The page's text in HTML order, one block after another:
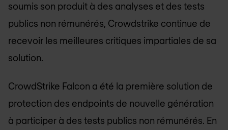
soumis son produit à des analyses et des tests
publics non rémunérés, Crowdstrike continue de
recevoir les meilleures critiques impartiales de sa
solution.
CrowdStrike Falcon a été la première solution de
protection des endpoints de nouvelle génération
à participer à des tests publics non rémunérés. En